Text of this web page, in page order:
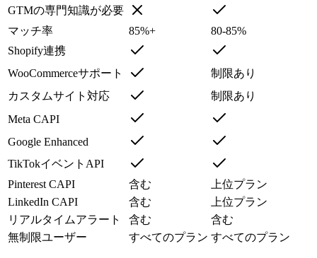
GTMの専門知識が必要
マッチ率
85%+
80-85%
Shopify連携
WooCommerceサポート
制限あり
カスタムサイト対応
制限あり
Meta CAPI
Google Enhanced
TikTokイベントAPI
Pinterest CAPI
含む
上位プラン
LinkedIn CAPI
含む
上位プラン
リアルタイムアラート
含む
含む
無制限ユーザー
すべてのプラン すべてのプラン